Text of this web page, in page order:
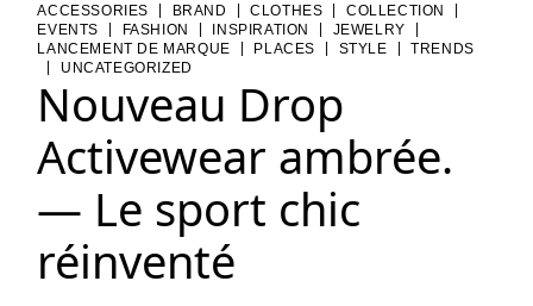
ACCESSORIES BRAND CLOTHES COLLECTION
EVENTS
FASHION INSPIRATION JEWELRY
LANCEMENT DE MARQUE
PLACES STYLE
TRENDS
UNCATEGORIZED
Nouveau Drop
Activewear ambrée.
— Le sport chic
réinventé